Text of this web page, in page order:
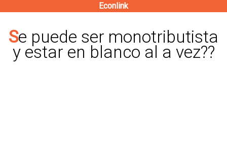
contenido
principal
Econlink
Se puede ser monotributista
y estar en blanco al a vez??